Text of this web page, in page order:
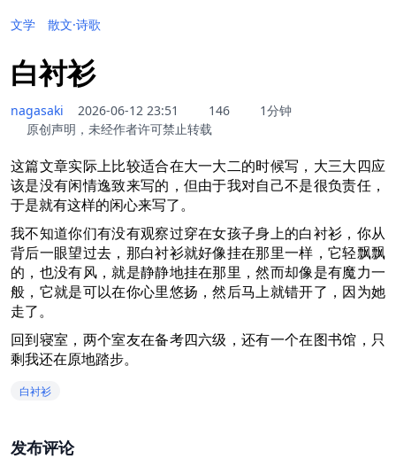
文学 散文·诗歌
白衬衫
nagasaki 2026-06-12 23:51 146
1分钟
原创声明，未经作者许可禁止转载
这篇文章实际上比较适合在大一大二的时候写，大三大四应
该是没有闲情逸致来写的，但由于我对自己不是很负责任，
于是就有这样的闲心来写了。
我不知道你们有没有观察过穿在女孩子身上的白衬衫，你从
背后一眼望过去，那白衬衫就好像挂在那里一样，它轻飘飘
的，也没有风，就是静静地挂在那里，然而却像是有魔力一
般，它就是可以在你心里悠扬，然后马上就错开了，因为她
走了。
回到寝室，两个室友在备考四六级，还有一个在图书馆，只
剩我还在原地踏步。
白衬衫
发布评论